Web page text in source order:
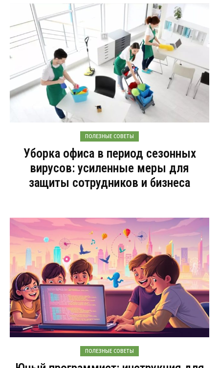
ПОЛЕЗНЫЕ СОВЕТЫ
Уборка офиса в период сезонных
вирусов: усиленные меры для
защиты сотрудников и бизнеса
ПОЛЕЗНЫЕ СОВЕТЫ